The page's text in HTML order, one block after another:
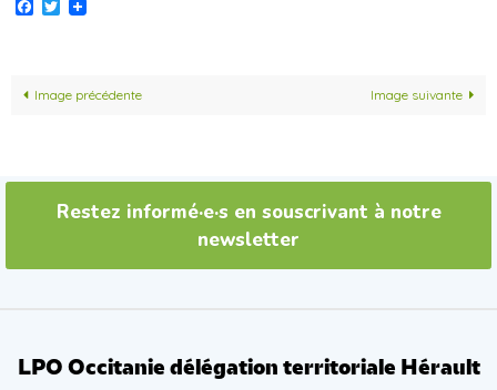
Facebook
Twitter
Image précédente Image suivante
Restez informé·e·s en souscrivant à notre
newsletter
LPO Occitanie délégation territoriale Hérault